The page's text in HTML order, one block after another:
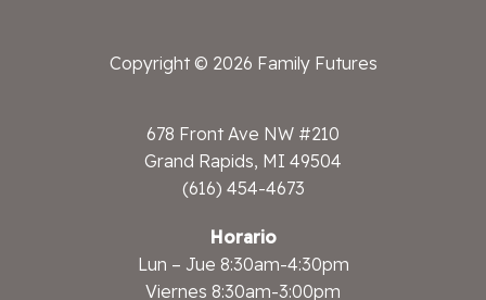
Copyright © 2026 Family Futures
678 Front Ave NW #210
Grand Rapids, MI 49504
(616) 454-4673
Horario
Lun – Jue 8:30am-4:30pm
Viernes 8:30am-3:00pm